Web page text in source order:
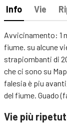
Info Vie
Avvicinamento: 1
fiume. su alcune
strapiombanti di
che ci sono su
falesia è piu
del fiume. Guado
Vie più